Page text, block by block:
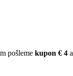
pošleme kupon € 4 a